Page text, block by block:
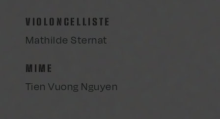
VIOLONCELLISTE
Mathilde Sternat
MIME
Tien Vuong Nguyen